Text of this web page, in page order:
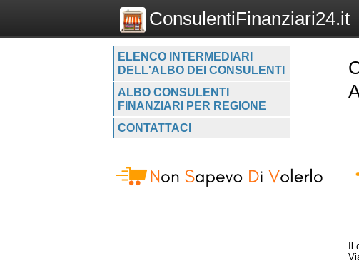
ConsulentiFinanziari24.it
ELENCO INTERMEDIARI
DELL'ALBO DEI CONSULENTI
ALBO CONSULENTI
FINANZIARI PER REGIONE
CONTATTACI
Il